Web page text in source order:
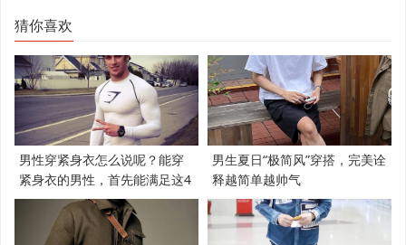
猜你喜欢
男性穿紧身衣怎么说呢？能穿
紧身衣的男性，首先能满足这4
个条件
男生夏日“极简风”穿搭，完美诠
释越简单越帅气